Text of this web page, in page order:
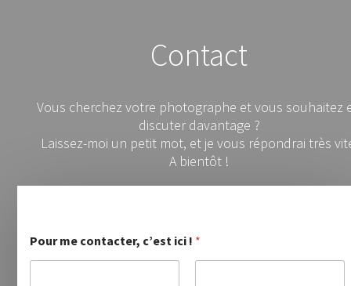
Contact
Vous cherchez votre photographe et vous souhaitez
discuter davantage ?
Laissez-moi un petit mot, et je vous répondrai très
A bientôt !
Pour me contacter, c’est ici ! *